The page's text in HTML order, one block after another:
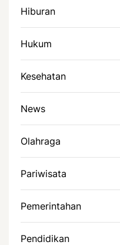
Hiburan
Hukum
Kesehatan
News
Olahraga
Pariwisata
Pemerintahan
Pendidikan